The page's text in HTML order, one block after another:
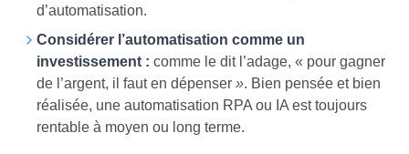
d’automatisation.
Considérer l’automatisation comme un
investissement : comme le dit l’adage, « pour gagner
de l’argent, il faut en dépenser ». Bien pensée et bien
réalisée, une automatisation RPA ou IA est toujours
rentable à moyen ou long terme.